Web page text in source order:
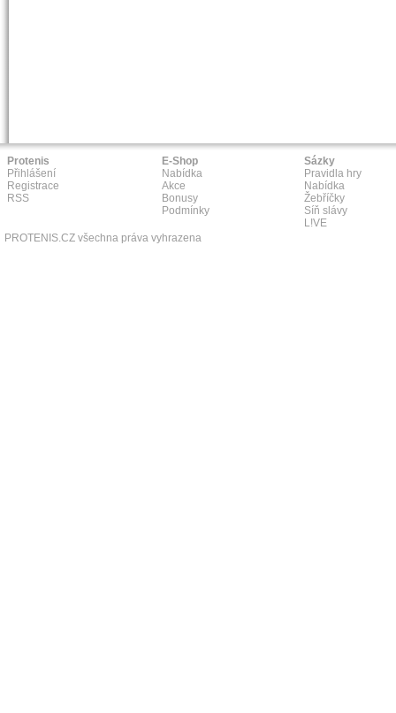
Protenis
Přihlášení
Registrace
RSS
E-Shop
Nabídka
Akce
Bonusy
Podmínky
Sázky
Pravidla hry
Nabídka
Žebříčky
Síň slávy
L!VE
PROTENIS.CZ všechna práva vyhrazena